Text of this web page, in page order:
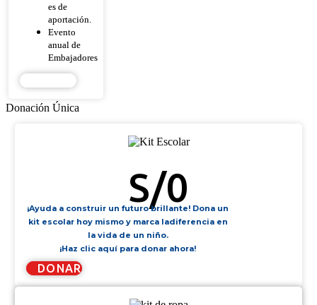
es de
aportación.
Evento
anual de
Embajadores
DONAR
Donación Única
S/0
¡Ayuda a construir un futuro brillante! Dona un
kit escolar hoy mismo y marca ladiferencia en
la vida de un niño.
¡Haz clic aquí para donar ahora!
DONAR